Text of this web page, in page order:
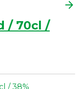
arrow_forward
/ 70cl /